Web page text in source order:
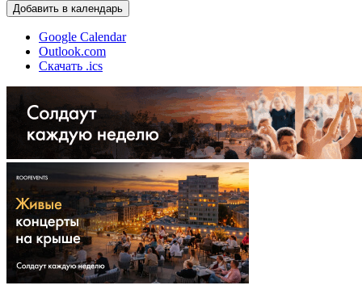
Добавить в календарь
Google Calendar
Outlook.com
Скачать .ics